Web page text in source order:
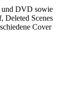
und DVD sowie
Deleted Scenes
Cover